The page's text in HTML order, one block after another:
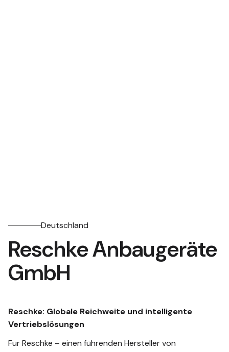
Deutschland
Reschke Anbaugeräte
GmbH
Reschke: Globale Reichweite und intelligente
Vertriebslösungen
Für Reschke – einen führenden Hersteller von